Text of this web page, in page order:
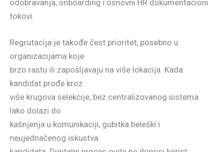
odobravanja, onboarding i osnovni HR dokumentacioni
tokovi.
Regrutacija je takođe čest prioritet, posebno u
organizacijama koje
brzo rastu ili zapošljavaju na više lokacija. Kada
kandidat prođe kroz
više krugova selekcije, bez centralizovanog sistema
lako dolazi do
kašnjenja u komunikaciji, gubitka beleški i
neujednačenog iskustva